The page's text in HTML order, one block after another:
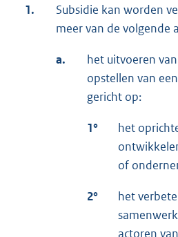
1.
Subsidie kan worden
meer van de volgende
a.
het uitvoeren
opstellen van
gericht op:
1°
het
of
2°
het
actoren